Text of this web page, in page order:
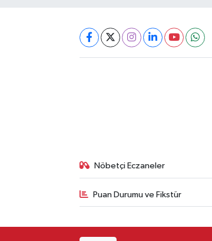
Nöbetçi Eczaneler
Puan Durumu ve Fikstür